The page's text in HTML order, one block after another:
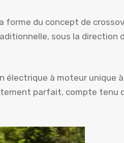
forme du concept de
sous la direction
électrique à moteur unique
parfait, compte tenu